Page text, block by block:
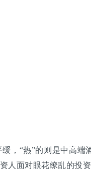
，“热”的则是中高
人面对眼花缭乱的投资